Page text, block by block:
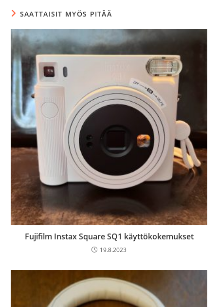
SAATTAISIT MYÖS PITÄÄ
Fujifilm Instax Square SQ1 käyttökokemukset
19.8.2023